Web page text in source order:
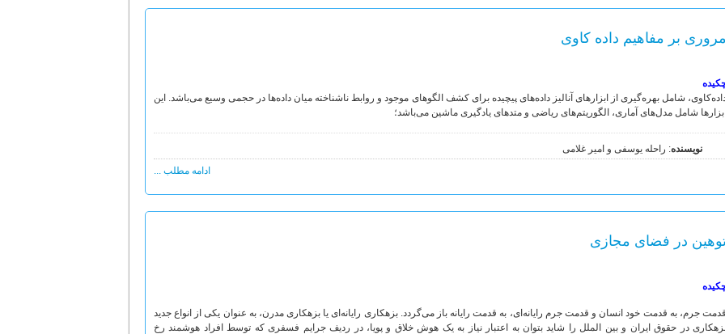
مروری بر مفاهیم داده کاوی
شامل بهره‌گیری از ابزارهای آنالیز داده‌های پیچیده برای کشف الگوهای موجود و روابط ناشناخته‌ میان داده‌ها در حجمی وسیع می‌باشد. این
ابزارها شامل مدل‌های آماری، الگوریتم‌های ریاضی و متدهای یادگیری ماشین می‌باشد؛
نویسنده: راحله یوسفی و امیر غلامی
ادامه مطلب ...
در فضای مجازی
قدمت جرم، به قدمت خود انسان و قدمت جرم رایانه‌ای، به قدمت رایانه باز می‌گردد. بزهکاری رایانه‌ای یا بزهکاری مدرن، به عنوان یکی از انواع جدید
در حقوق ایران و بین الملل را شاید بتوان به اعتبار نیاز به یک هوش خلاق و پویا، در ردیف جرایم فسفری که توسط افراد هوشمند رخ